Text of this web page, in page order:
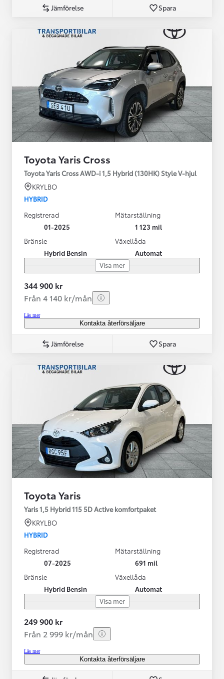
Jämförelse Spara
Toyota Yaris Cross
Toyota Yaris Cross AWD-i 1,5 Hybrid (130HK) Style V-hjul
KRYLBO
HYBRID
Registrerad
01-2025
Mätarställning
1 123 mil
Bränsle
Hybrid Bensin
Växellåda
Automat
Visa mer
344 900 kr
Från 4 140 kr/mån
Läs mer
Kontakta återförsäljare
Jämförelse Spara
Toyota Yaris
Yaris 1,5 Hybrid 115 5D Active komfortpaket
KRYLBO
HYBRID
Registrerad
07-2025
Mätarställning
691 mil
Bränsle
Hybrid Bensin
Växellåda
Automat
Visa mer
249 900 kr
Från 2 999 kr/mån
Läs mer
Kontakta återförsäljare